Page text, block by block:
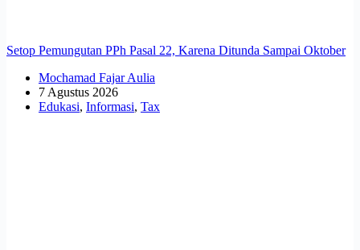
Setop Pemungutan PPh Pasal 22, Karena Ditunda Sampai Oktober
Mochamad Fajar Aulia
7 Agustus 2026
Edukasi, Informasi, Tax